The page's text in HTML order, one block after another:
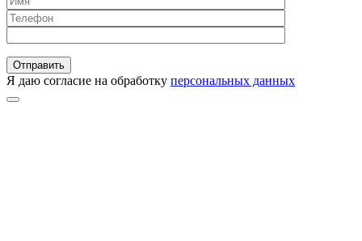
Я даю согласие на обработку персональных данных